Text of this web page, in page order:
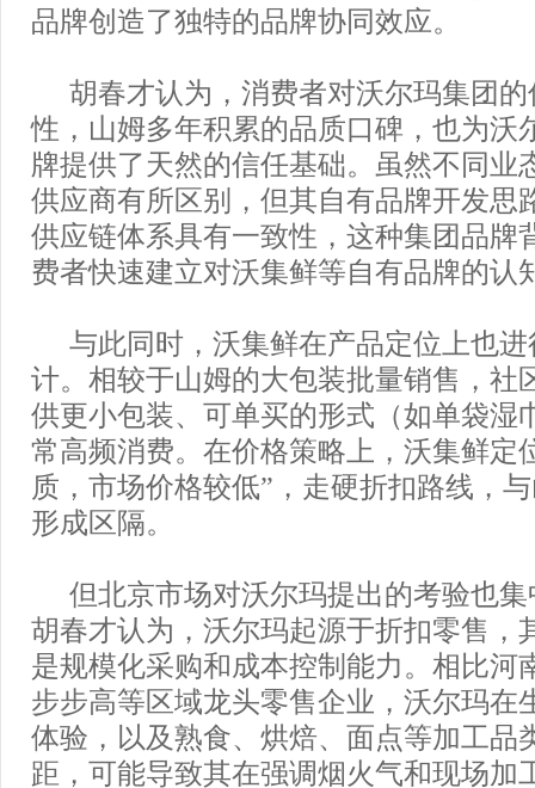
品牌创造了独特的品牌协同效应。
胡春才认为，消费者对沃尔玛集团
性，山姆多年积累的品质口碑，也为沃
牌提供了天然的信任基础。虽然不同业
供应商有所区别，但其自有品牌开发思
供应链体系具有一致性，这种集团品牌
费者快速建立对沃集鲜等自有品牌的认
与此同时，沃集鲜在产品定位上也
计。相较于山姆的大包装批量销售，社
供更小包装、可单买的形式（如单袋湿
常高频消费。在价格策略上，沃集鲜定
质，市场价格较低”，走硬折扣路线，
形成区隔。
但北京市场对沃尔玛提出的考验也
胡春才认为，沃尔玛起源于折扣零售，
是规模化采购和成本控制能力。相比河
步步高等区域龙头零售企业，沃尔玛在
体验，以及熟食、烘焙、面点等加工品
距，可能导致其在强调烟火气和现场加